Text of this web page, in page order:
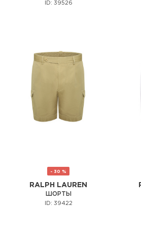
ID: 39526
- 30 %
RALPH LAUREN
ШОРТЫ
ID: 39422